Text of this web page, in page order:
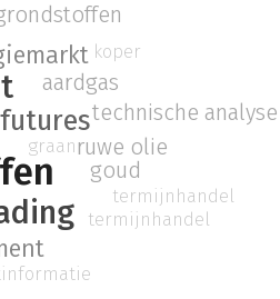
futures
aardgas
technische analyse
ruwe olie
goud
termijnhandel
graan
termijnhandel
koper